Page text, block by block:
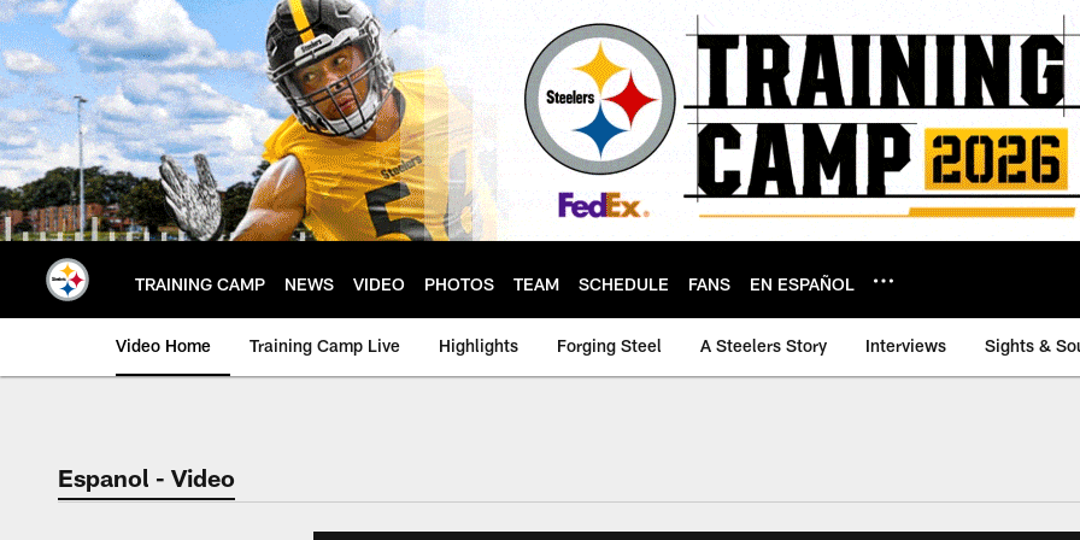
Skip
to
main
content
TRAINING CAMP NEWS VIDEO PHOTOS TEAM SCHEDULE FANS EN ESPAÑOL
Video Home Training Camp Live Highlights Forging Steel A Steelers Story Interviews Sights &
Espanol - Video